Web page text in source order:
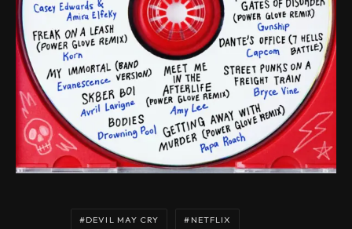
DEVIL MAY CRY NETFLIX